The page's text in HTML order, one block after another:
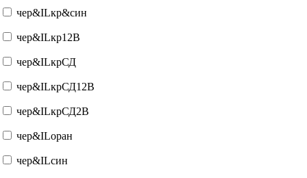
чер&ILкр&син
чер&ILкр12В
чер&ILкрСД
чер&ILкрСД12В
чер&ILкрСД2В
чер&ILоран
чер&ILсин